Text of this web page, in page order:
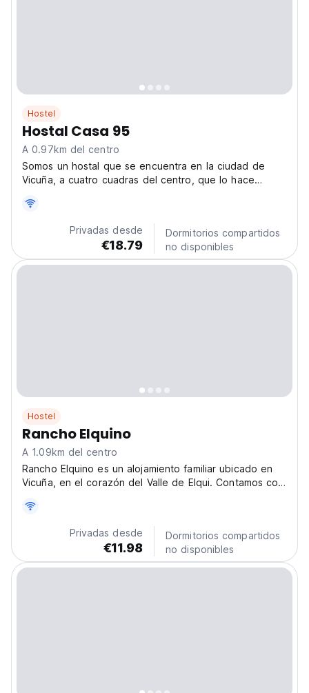
Hostel
Hostal Casa 95
A 0.97km del centro
Somos un hostal que se encuentra en la ciudad de
Vicuña, a cuatro cuadras del centro, que lo hace
del ruido del centro. Este hostal es un espacio
tranquilo, que le ha dado su espacio hogareño, que
Privadas desde
€18.79
Dormitorios compartidos
no disponibles
Hostel
Rancho Elquino
A 1.09km del centro
Rancho Elquino es un alojamiento familiar ubicado en
Vicuña, en el corazón del Valle de Elqui. Contamos con
camping, rodeados de amplias áreas verdes, piscina,
quinchos, estacionamiento grande y cancha de tenis....
Privadas desde
€11.98
Dormitorios compartidos
no disponibles